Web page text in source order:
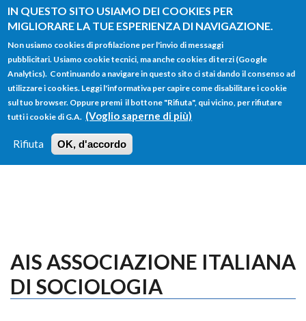
IN QUESTO SITO USIAMO DEI COOKIES PER
MIGLIORARE LA TUE ESPERIENZA DI NAVIGAZIONE.
Non usiamo cookies di profilazione per l'invio di messaggi
pubblicitari. Usiamo cookie tecnici, ma anche cookies di terzi (Google
Analytics). Continuando a navigare in questo sito ci stai dando il consenso ad
utilizzare i cookies. Leggi l'informativa per capire come disabilitare i cookie
sul tuo browser. Oppure premi il bottone "Rifiuta", qui vicino, per rifiutare
tutti i cookie di G.A. (Voglio saperne di più)
Rifiuta OK, d'accordo
Salta al contenuto principale
FORM
DI
RICERCA
Main menu
HOME TUTTI I PROFILI
LOGIN
AIS ASSOCIAZIONE ITALIANA
DI SOCIOLOGIA